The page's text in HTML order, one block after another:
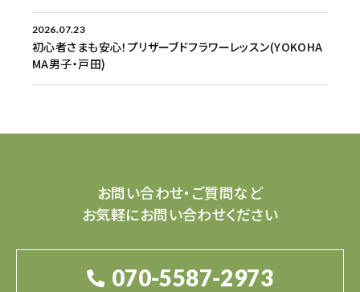
2026.07.23
初心者さまも安心！プリザーブドフラワーレッスン(YOKOHA
MA男子・戸田)
お問い合わせ・ご質問など
お気軽にお問い合わせください
070-5587-2973